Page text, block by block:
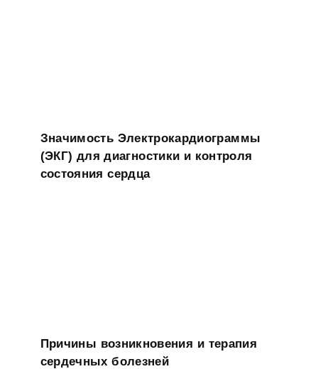
Значимость Электрокардиограммы
(ЭКГ) для диагностики и контроля
состояния сердца
Причины возникновения и терапия
сердечных болезней